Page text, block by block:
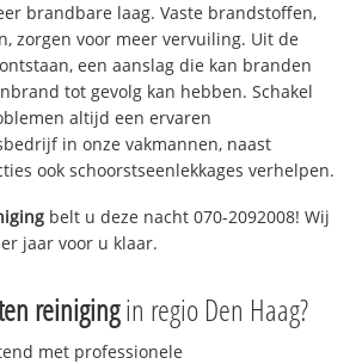
brandbare laag. Vaste brandstoffen,
zorgen voor meer vervuiling. Uit de
een aanslag die kan branden
tot gevolg kan hebben. Schakel
altijd een ervaren
in onze vakmannen, naast
ook schoorstseenlekkages verhelpen.
belt u deze nacht 070-2092008! Wij
jaar voor u klaar.
reinigingin regio Den Haag?
met professionele